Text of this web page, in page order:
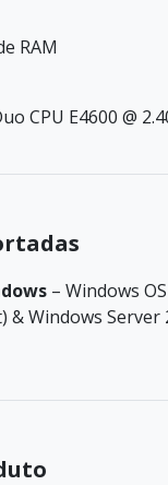
RAM
CPU E4600 @
– Windows
& Windows Server